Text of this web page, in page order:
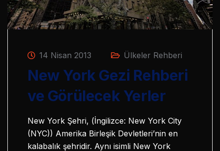
14 Nisan 2013 Ülkeler Rehberi
New York Gezi Rehberi
ve Görülecek Yerler
New York Şehri, (İngilizce: New York City
(NYC)) Amerika Birleşik Devletleri’nin en
kalabalık şehridir. Aynı isimli New York